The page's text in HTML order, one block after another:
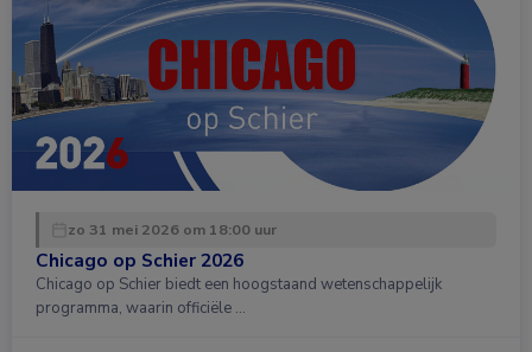
zo 31 mei 2026 om 18:00 uur
Chicago op Schier 2026
Chicago op Schier biedt een hoogstaand wetenschappelijk
programma, waarin officiële …